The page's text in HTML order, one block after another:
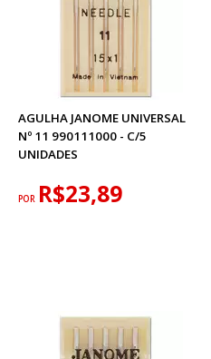
AGULHA JANOME UNIVERSAL
Nº 11 990111000 - C/5
UNIDADES
POR R$23,89